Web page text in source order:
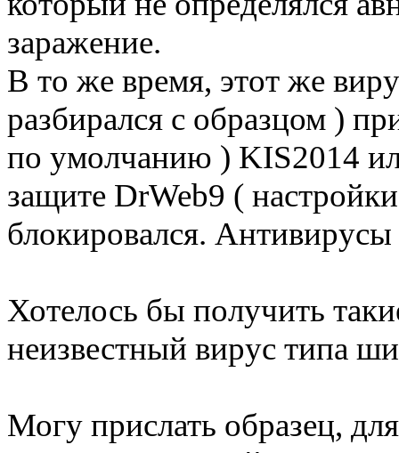
заражение.
В то же время, этот же
разбирался с образцом )
по умолчанию ) KIS2014
защите DrWeb9 (
блокировался.
Хотелось бы получить
неизвестный вирус типа
Могу прислать образец,